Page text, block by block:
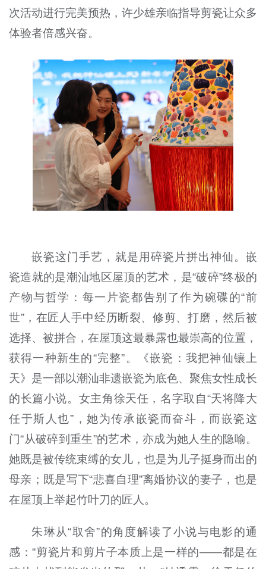
次活动进行完美预热，许少雄亲临指导剪瓷让众多
体验者倍感兴奋。
嵌瓷这门手艺，就是用碎瓷片拼出神仙。嵌
瓷造就的是潮汕地区屋顶的艺术，是“破碎”终极的
产物与哲学：每一片瓷都告别了作为碗碟的“前
世”，在匠人手中经历断裂、修剪、打磨，然后被
选择、被拼合，在屋顶这最暴露也最崇高的位置，
获得一种新生的“完整”。《嵌瓷：我把神仙镶上
天》是一部以潮汕非遗嵌瓷为底色、聚焦女性成长
的长篇小说。女主角徐天任，名字取自“天将降大
任于斯人也”，她为传承嵌瓷而奋斗，而嵌瓷这
门“从破碎到重生”的艺术，亦成为她人生的隐喻。
她既是被传统束缚的女儿，也是为儿子挺身而出的
母亲；既是写下“悲喜自理”离婚协议的妻子，也是
在屋顶上举起竹叶刀的匠人。
朱琳从“取舍”的角度解读了小说与电影的通
感：“剪瓷片和剪片子本质上是一样的——都是在